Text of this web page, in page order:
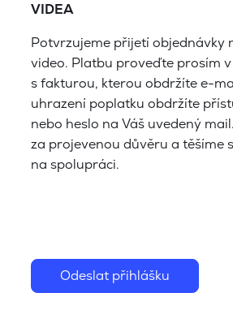
VIDEA
Potvrzujeme přijetí objednávky
video. Platbu proveďte prosím
s fakturou, kterou obdržíte e-
uhrazení poplatku obdržíte
nebo heslo na Váš uvedený
za projevenou důvěru a těšíme
na spolupráci.
Odeslat přihlášku